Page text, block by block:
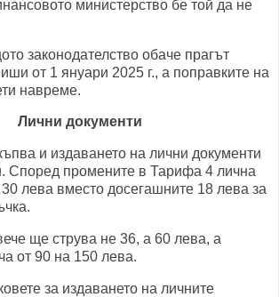
министерство бе той да не
законодателство обаче прагът
от 1 януари 2025 г., а поправките на
навреме.
Лични документи
и издаването на лични документи
Според промените в Тарифа 4 лична
лева вместо досегашните 18 лева за
ще струва не 36, а 60 лева, а
от 90 на 150 лева.
за издаването на личните